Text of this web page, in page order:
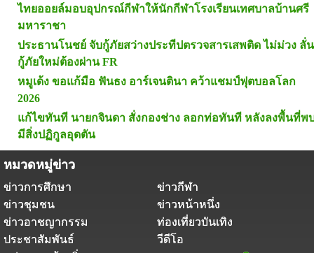
ไทยออยล์มอบอุปกรณ์กีฬาให้นักกีฬาโรงเรียนเทศบาลบ้านศรี
มหาราชา
ประธานโนชย์ จับกู้ภัยสว่างประทีปตรวจสารเสพติด ไม่ม่วง ลั่น
กู้ภัยใหม่ต้องผ่าน FR
หมูเด้ง ขอแก้มือ ฟันธง อาร์เจนตินา คว้าแชมป์ฟุตบอลโลก
2026
แก้ไขทันที นายกจินดา สั่งกองช่าง ลอกท่อทันที หลังลงพื้นที่พ
มีสิ่งปฏิกูลอุดตัน
หมวดหมู่ข่าว
ข่าวการศึกษา
ข่าวกีฬา
ข่าวชุมชน
ข่าวหน้าหนึ่ง
ข่าวอาชญากรรม
ท่องเที่ยวบันเทิง
ประชาสัมพันธ์
วีดีโอ